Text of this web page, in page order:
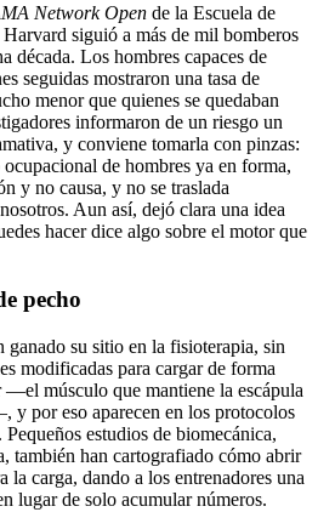
Network Open de la Escuela de
siguió a más de mil bomberos
década. Los hombres capaces de
seguidas mostraron una tasa de
menor que quienes se quedaban
informaron de un riesgo un
y conviene tomarla con pinzas:
de hombres ya en forma,
y no causa, y no se traslada
Aun así, dejó clara una idea
hacer dice algo sobre el motor que
pecho
ganado su sitio en la fisioterapia, sin
modificadas para cargar de forma
—el músculo que mantiene la escápula
y por eso aparecen en los protocolos
estudios de biomecánica,
también han cartografiado cómo abrir
la carga, dando a los entrenadores una
lugar de solo acumular números.